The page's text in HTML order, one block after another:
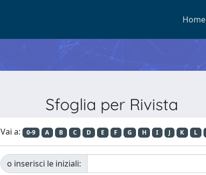
Home
Sfoglia per Rivista
Vai a: 0-9 A B C D E F G H I J K L
o inserisci le iniziali: